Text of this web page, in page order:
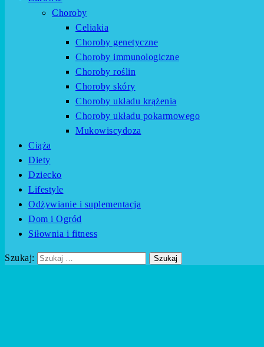
Choroby
Celiakia
Choroby genetyczne
Choroby immunologiczne
Choroby roślin
Choroby skóry
Choroby układu krążenia
Choroby układu pokarmowego
Mukowiscydoza
Ciąża
Diety
Dziecko
Lifestyle
Odżywianie i suplementacja
Dom i Ogród
Siłownia i fitness
Szukaj: